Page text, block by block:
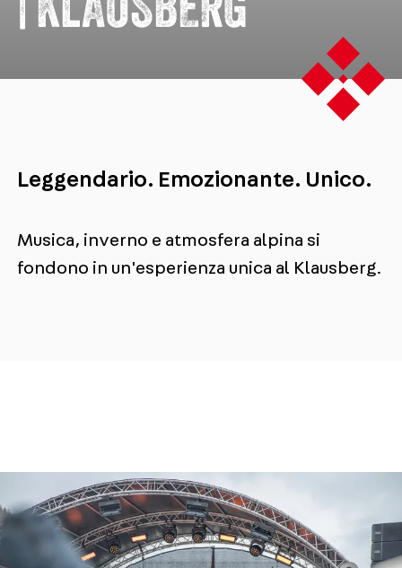
Leggendario. Emozionante. Unico.
Musica, inverno e atmosfera alpina si
fondono in un'esperienza unica al Klausberg.